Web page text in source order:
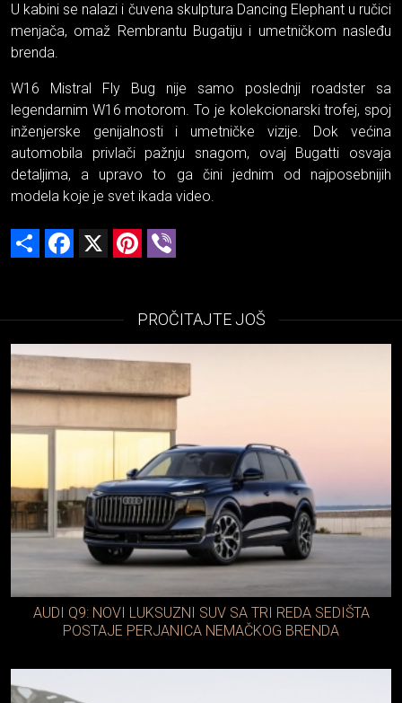
U kabini se nalazi i čuvena skulptura Dancing Elephant u ručici
menjača, omaž Rembrantu Bugatiju i umetničkom nasleđu
brenda.
W16 Mistral Fly Bug nije samo poslednji roadster sa
legendarnim W16 motorom. To je kolekcionarski trofej, spoj
inženjerske genijalnosti i umetničke vizije. Dok većina
automobila privlači pažnju snagom, ovaj Bugatti osvaja
detaljima, a upravo to ga čini jednim od najposebnijih
modela koje je svet ikada video.
Share Facebook Pinterest
PROČITAJTE JOŠ
AUDI Q9: NOVI LUKSUZNI SUV SA TRI REDA SEDIŠTA
POSTAJE PERJANICA NEMAČKOG BRENDA